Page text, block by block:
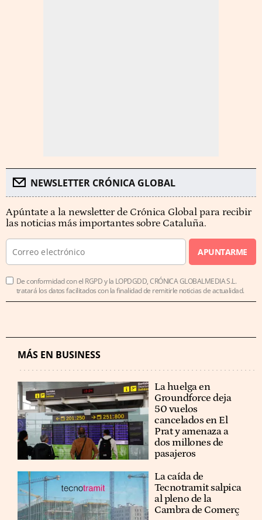
NEWSLETTER CRÓNICA GLOBAL
Apúntate a la newsletter de Crónica Global para recibir
las noticias más importantes sobre Cataluña.
APUNTARME
De conformidad con el RGPD y la LOPDGDD, CRÓNICA GLOBALMEDIA S.L.
tratará los datos facilitados con la finalidad de remitirle noticias de actualidad.
MÁS EN BUSINESS
La huelga en
Groundforce deja
50 vuelos
cancelados en El
Prat y amenaza a
dos millones de
pasajeros
La caída de
Tecnotramit salpica
al pleno de la
Cambra de Comerç